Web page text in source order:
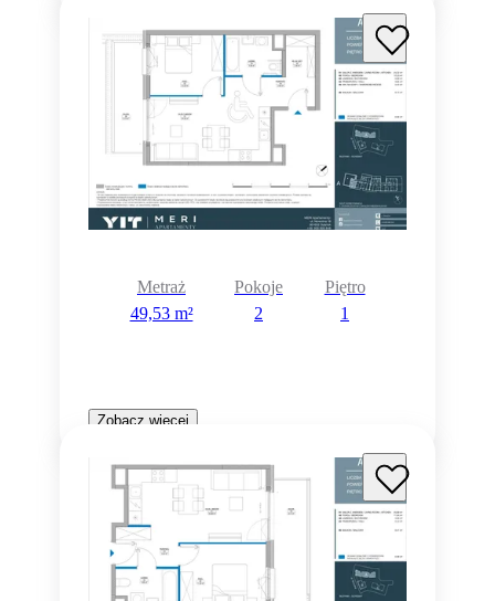
Metraż
49,53 m²
Pokoje
2
Piętro
1
Zobacz więcej